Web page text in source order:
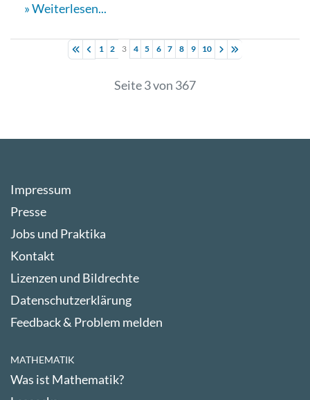
Weiterlesen...
1 2 3 4 5 6 7 8 9 10
Seite 3 von 367
Impressum
Presse
Jobs und Praktika
Kontakt
Lizenzen und Bildrechte
Datenschutzerklärung
Feedback & Problem melden
MATHEMATIK
Was ist Mathematik?